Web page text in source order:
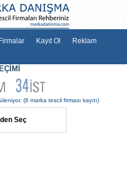
Firmalar Kayıt Ol Reklam
SEÇİMİ
görüntüleniyor.
Seç